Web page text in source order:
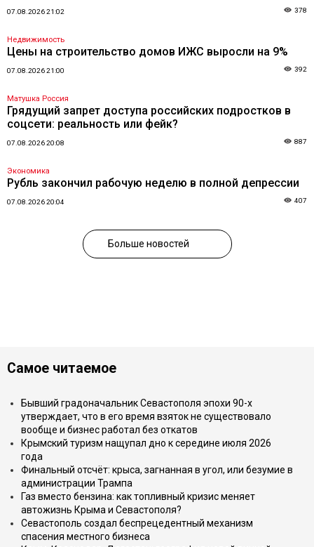
07.08.2026 21:02 378
Недвижимость
Цены на строительство домов ИЖС выросли на 9%
07.08.2026 21:00 392
Матушка Россия
Грядущий запрет доступа российских подростков в
соцсети: реальность или фейк?
07.08.2026 20:08 887
Экономика
Рубль закончил рабочую неделю в полной депрессии
07.08.2026 20:04 407
Больше новостей
Самое читаемое
Бывший градоначальник Севастополя эпохи 90-х
утверждает, что в его время взяток не существовало
вообще и бизнес работал без откатов
Крымский туризм нащупал дно к середине июля 2026
года
Финальный отсчёт: крыса, загнанная в угол, или безумие в
администрации Трампа
Газ вместо бензина: как топливный кризис меняет
автожизнь Крыма и Севастополя?
Севастополь создал беспрецедентный механизм
спасения местного бизнеса